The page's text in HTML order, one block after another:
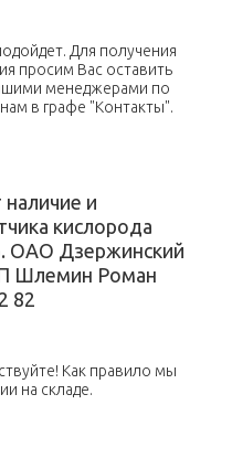
Для получения
просим Вас оставить
менеджерами по
в графе "Контакты".
и
кислорода
ОАО Дзержинский
Шлемин Роман
82
Как правило мы
на складе.